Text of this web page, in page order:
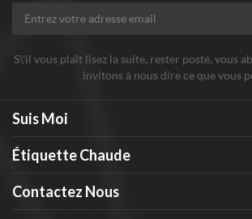
S\'il vous plaît lisez la suite, rester posté, vous
invitons à nous dire ce que vous
Suis Moi
Étiquette Chaude
Contactez Nous